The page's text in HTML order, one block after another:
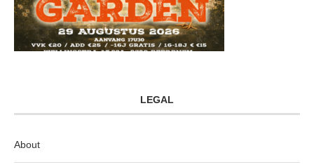
LEGAL
About